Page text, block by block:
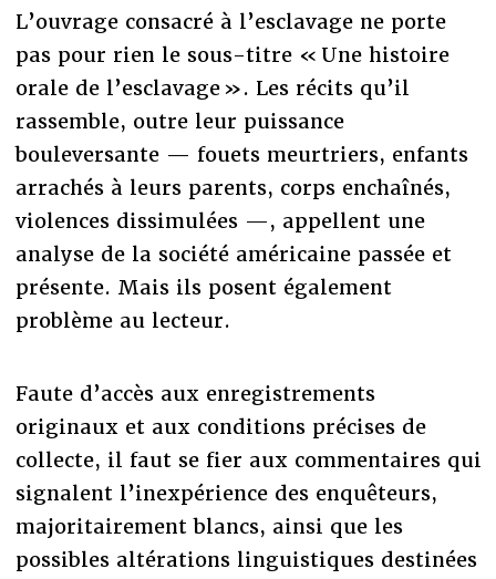
L’ouvrage consacré à l’esclavage ne porte
pas pour rien le sous-titre « Une histoire
orale de l’esclavage ». Les récits qu’il
rassemble, outre leur puissance
bouleversante — fouets meurtriers, enfants
arrachés à leurs parents, corps enchaînés,
violences dissimulées —, appellent une
analyse de la société américaine passée et
présente. Mais ils posent également
problème au lecteur.
Faute d’accès aux enregistrements
originaux et aux conditions précises de
collecte, il faut se fier aux commentaires qui
signalent l’inexpérience des enquêteurs,
majoritairement blancs, ainsi que les
possibles altérations linguistiques destinées